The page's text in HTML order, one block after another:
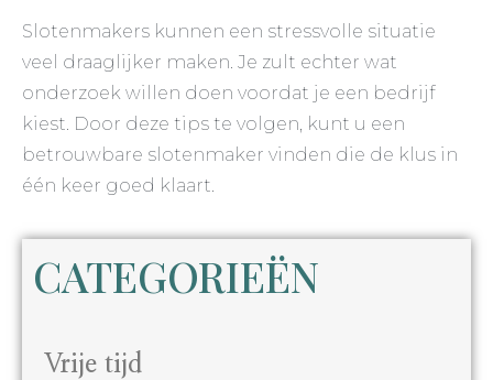
Slotenmakers kunnen een stressvolle situatie
veel draaglijker maken. Je zult echter wat
onderzoek willen doen voordat je een bedrijf
kiest. Door deze tips te volgen, kunt u een
betrouwbare slotenmaker vinden die de klus in
één keer goed klaart.
CATEGORIEËN
Vrije tijd